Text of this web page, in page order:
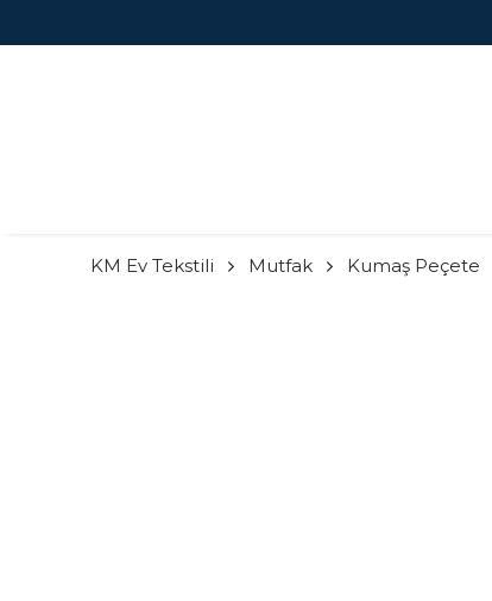
KM Ev Tekstili Mutfak Kumaş Peçete